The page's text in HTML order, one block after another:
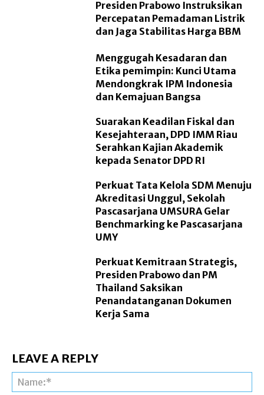
Presiden Prabowo Instruksikan
Percepatan Pemadaman Listrik
dan Jaga Stabilitas Harga BBM
Menggugah Kesadaran dan
Etika pemimpin: Kunci Utama
Mendongkrak IPM Indonesia
dan Kemajuan Bangsa
Suarakan Keadilan Fiskal dan
Kesejahteraan, DPD IMM Riau
Serahkan Kajian Akademik
kepada Senator DPD RI
Perkuat Tata Kelola SDM Menuju
Akreditasi Unggul, Sekolah
Pascasarjana UMSURA Gelar
Benchmarking ke Pascasarjana
UMY
Perkuat Kemitraan Strategis,
Presiden Prabowo dan PM
Thailand Saksikan
Penandatanganan Dokumen
Kerja Sama
LEAVE A REPLY